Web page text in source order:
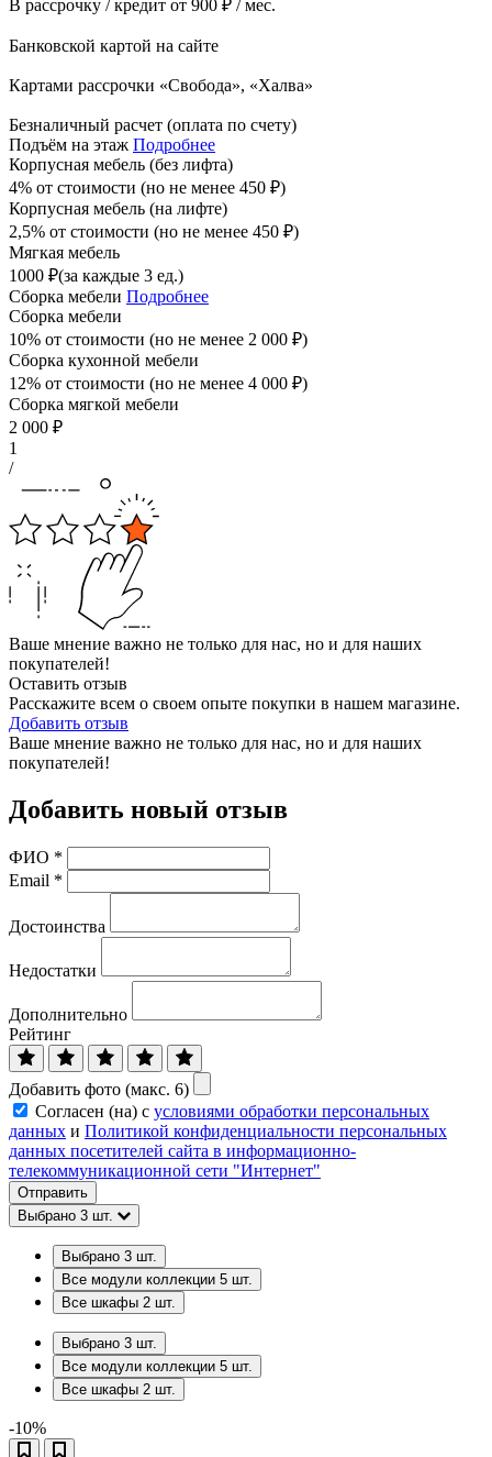
В рассрочку / кредит от 900 ₽ / мес.
Банковской картой на сайте
Картами рассрочки «Свобода», «Халва»
Безналичный расчет (оплата по счету)
Подъём на этаж Подробнее
Корпусная мебель (без лифта)
4% от стоимости (но не менее 450 ₽)
Корпусная мебель (на лифте)
2,5% от стоимости (но не менее 450 ₽)
Мягкая мебель
1000 ₽(за каждые 3 ед.)
Сборка мебели Подробнее
Сборка мебели
10% от стоимости (но не менее 2 000 ₽)
Сборка кухонной мебели
12% от стоимости (но не менее 4 000 ₽)
Сборка мягкой мебели
2 000 ₽
1
/
Ваше мнение важно не только для нас, но и для наших
покупателей!
Оставить отзыв
Расскажите всем о своем опыте покупки в нашем магазине.
Добавить отзыв
Ваше мнение важно не только для нас, но и для наших
покупателей!
Добавить новый отзыв
ФИО *
Email *
Достоинства
Недостатки
Дополнительно
Рейтинг
Добавить фото (макс. 6)
Согласен (на) с условиями обработки персональных
данных и Политикой конфиденциальности персональных
данных посетителей сайта в информационно-
телекоммуникационной сети "Интернет"
Отправить
Выбрано 3 шт.
Выбрано 3 шт.
Все модули коллекции 5 шт.
Все шкафы 2 шт.
Выбрано 3 шт.
Все модули коллекции 5 шт.
Все шкафы 2 шт.
-10%